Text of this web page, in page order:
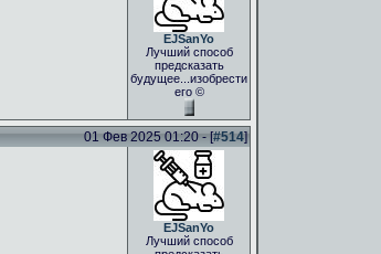
EJSanYo
Лучший способ
предсказать
будущее...изобрести
его ©
01 Фев 2025 01:20 - [#514]
EJSanYo
Лучший способ